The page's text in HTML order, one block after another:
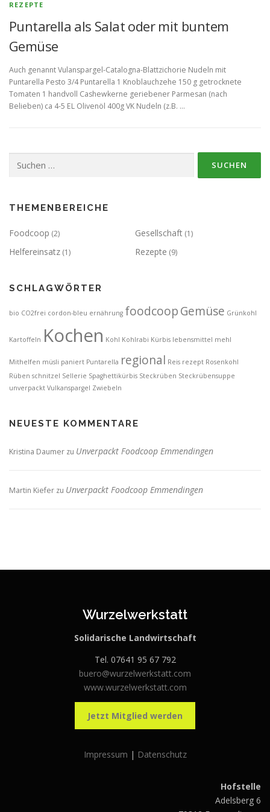
REZEPTE
Puntarella als Salat oder mit buntem
Gemüse
Auch genannt Vulanspargel-Catalogna-Blattzichorie Nudeln mit
Puntarella Pesto 3/4 Puntarella 1 Knoblauchzehe 150 g getrocknete
Tomaten 1 handvoll Cashewkerne geriebener Parmesan (nach
Belieben) ca 4-5 EL Olivenöl 400g VK Nudeln (z.B. …
nach:
THEMENBEREICHE
Foodcoop (2) Gesellschaft (1)
Helfereinsatz (1) Rezepte (9)
SCHLAGWÖRTER
bio CO2frei cordon-bleu ernährung foodcoopGemüse Grünkohl
Kartoffeln Kochen Kohl Kohlrabi Kürbis lebensmittel mehl
Mithelfen müsli paniert Puntarella regional Reis rezept Rosenkohl
Rüben schnitzel Sellerie Spaghettikürbis Steckrüben Steckrübensuppe
unverpackt Vulkanspargel Zwiebeln
NEUESTE KOMMENTARE
Kristina Daumer zu Unverpackt Foodcoop Emmendingen
Martin Kiefer zu Unverpackt Foodcoop Emmendingen
Wurzelwerkstatt
Solidarische Landwirtschaft
Tel. 07641 95 67 792
buero@wurzelwerkstatt.com
www.wurzelwerkstatt.com
Jetzt Mitglied werden
Impressum | Datenschutz
Hofstelle
Adelsberg 6